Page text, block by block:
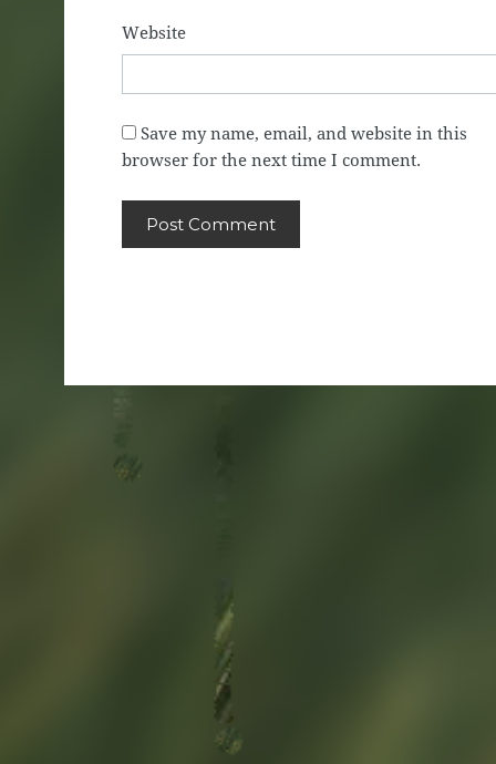
Website
Save my name, email, and website in this
browser for the next time I comment.